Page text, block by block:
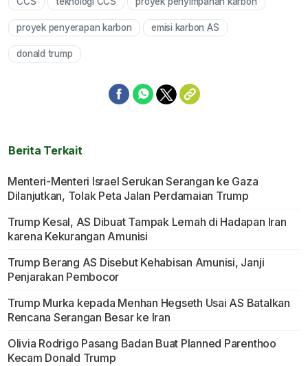
Mute
proyek penyerapan karbon emisi karbon AS
donald trump
Berita Terkait
Menteri-Menteri Israel Serukan Serangan ke Gaza
Dilanjutkan, Tolak Peta Jalan Perdamaian Trump
Trump Kesal, AS Dibuat Tampak Lemah di Hadapan Iran
karena Kekurangan Amunisi
Trump Berang AS Disebut Kehabisan Amunisi, Janji
Penjarakan Pembocor
Trump Murka kepada Menhan Hegseth Usai AS Batalkan
Rencana Serangan Besar ke Iran
Olivia Rodrigo Pasang Badan Buat Planned Parenthoo
Kecam Donald Trump